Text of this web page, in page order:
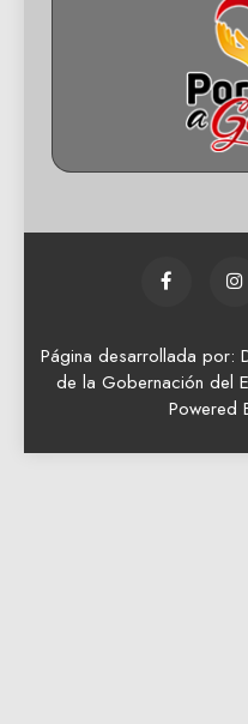
Página desarrollada por:
de la Gobernación del
Powered